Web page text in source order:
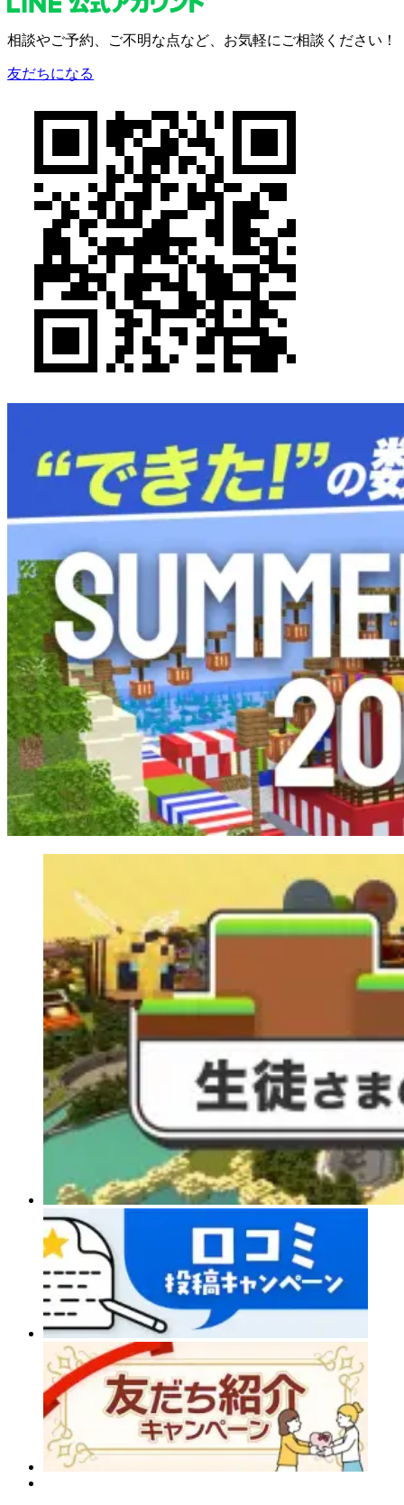
相談やご予約、 ご不明な点など、 お気軽にご相談ください！
友だちになる